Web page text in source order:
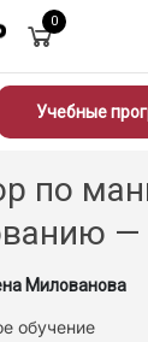
0
Учебные
по
—
Милованова
обучение